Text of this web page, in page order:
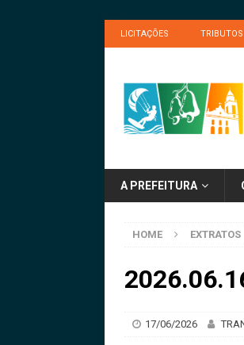
LICITAÇÕES TRIBUTOS
A PREFEITURA
HOME EXTRATOS
17/06/2026